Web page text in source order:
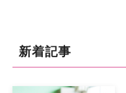
新着記事